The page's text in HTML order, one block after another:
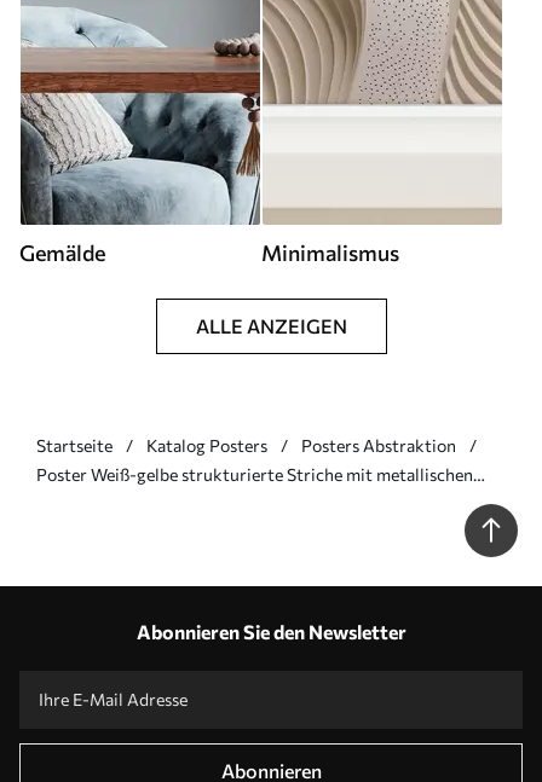
Gemälde Minimalismus
ALLE ANZEIGEN
Startseite Katalog Posters
Posters Abstraktion
Poster Weiß-gelbe strukturierte Striche mit metallischen
Abonnieren Sie den Newsletter
Abonnieren